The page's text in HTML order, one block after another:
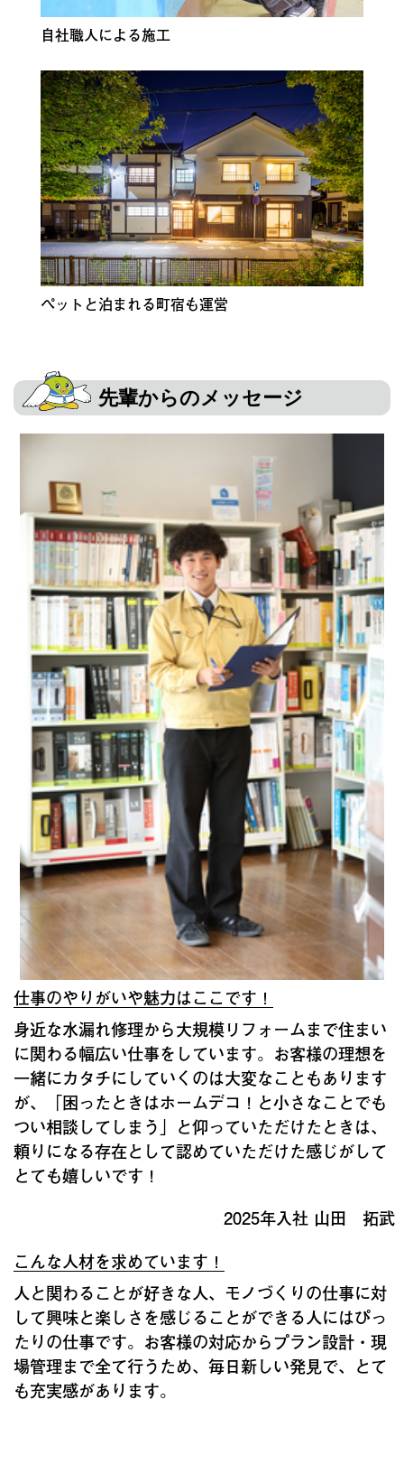
自社職人による施工
ペットと泊まれる町宿も運営
先輩からのメッセージ
仕事のやりがいや魅力はここです！
身近な水漏れ修理から大規模リフォームまで住まい
に関わる幅広い仕事をしています。お客様の理想を
一緒にカタチにしていくのは大変なこともあります
が、「困ったときはホームデコ！と小さなことでも
つい相談してしまう」と仰っていただけたときは、
頼りになる存在として認めていただけた感じがして
とても嬉しいです！
2025年入社 山田 拓武
こんな人材を求めています！
人と関わることが好きな人、モノづくりの仕事に対
して興味と楽しさを感じることができる人にはぴっ
たりの仕事です。お客様の対応からプラン設計・現
場管理まで全て行うため、毎日新しい発見で、とて
も充実感があります。